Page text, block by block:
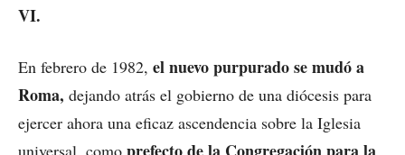
VI.
En febrero de 1982, el nuevo purpurado se mudó a
Roma, dejando atrás el gobierno de una diócesis para
ejercer ahora una eficaz ascendencia sobre la Iglesia
universal, como